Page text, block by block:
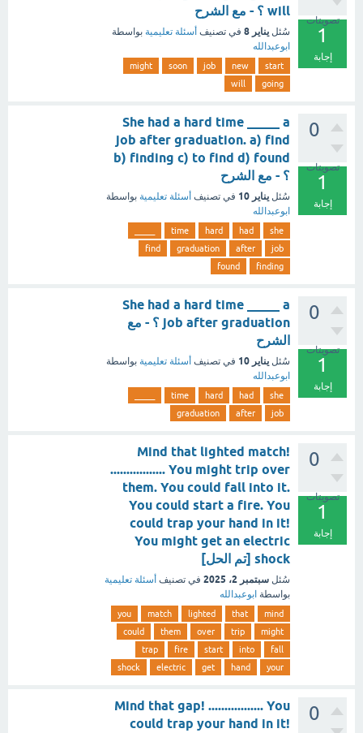
تصويتات
1
إجابة
will ؟ - مع الشرح
سُئل يناير 8 في تصنيف أسئلة تعليمية بواسطة
ابوعبدالله
start
new
job
soon
might
going
will
0
تصويتات
1
إجابة
She had a hard time _____ a
job after graduation. a) find
b) finding c) to find d) found
؟ - مع الشرح
سُئل يناير 10 في تصنيف أسئلة تعليمية بواسطة
ابوعبدالله
she
had
hard
time
job
after
graduation
find
finding
found
0
تصويتات
1
إجابة
She had a hard time _____ a
job after graduation ؟ - مع
الشرح
سُئل يناير 10 في تصنيف أسئلة تعليمية بواسطة
ابوعبدالله
she
had
hard
time
job
after
graduation
0
تصويتات
1
إجابة
Mind that lighted match!
................. You might trip over
them. You could fall into it.
You could start a fire. You
could trap your hand in it!
You might get an electric
shock [تم الحل]
سُئل سبتمبر 2، 2025 في تصنيف أسئلة تعليمية
بواسطة ابوعبدالله
mind
that
lighted
match
you
might
trip
over
them
could
fall
into
start
fire
trap
your
hand
get
electric
shock
0
Mind that gap! ................. You
could trap your hand in it!